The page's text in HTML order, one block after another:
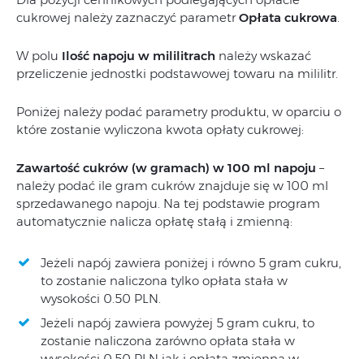
cukrowej należy zaznaczyć parametrOpłata cukrowa
W polu Ilość napoju w mililitrach należy wskazać
przeliczenie jednostki podstawowej towaru na mililitr.
Poniżej należy podać parametry produktu, w oparciu o
które zostanie wyliczona kwota opłaty cukrowej:
Zawartość cukrów (w gramach) w 100 ml napoju –
należy podać ile gram cukrów znajduje się w 100 ml
sprzedawanego napoju. Na tej podstawie program
automatycznie nalicza opłatę stałą i zmienną:
Jeżeli napój zawiera poniżej i równo 5 gram cukru,
to zostanie naliczona tylko opłata stała w
wysokości 0.50 PLN.
Jeżeli napój zawiera powyżej 5 gram cukru, to
zostanie naliczona zarówno opłata stała w